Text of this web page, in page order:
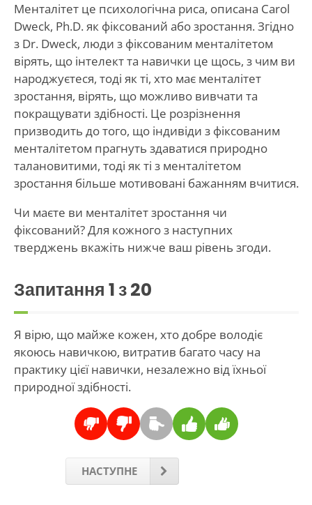
Менталітет це психологічна риса, описана Carol
Dweck, Ph.D. як фіксований або зростання. Згідно
з Dr. Dweck, люди з фіксованим менталітетом
вірять, що інтелект та навички це щось, з чим ви
народжуєтеся, тоді як ті, хто має менталітет
зростання, вірять, що можливо вивчати та
покращувати здібності. Це розрізнення
призводить до того, що індивіди з фіксованим
менталітетом прагнуть здаватися природно
талановитими, тоді як ті з менталітетом
зростання більше мотивовані бажанням вчитися.
Чи маєте ви менталітет зростання чи
фіксований? Для кожного з наступних
тверджень вкажіть нижче ваш рівень згоди.
Запитання 1з 20
Я вірю, що майже кожен, хто добре володіє
якоюсь навичкою, витратив багато часу на
практику цієї навички, незалежно від їхньої
природної здібності.
НАСТУПНЕ